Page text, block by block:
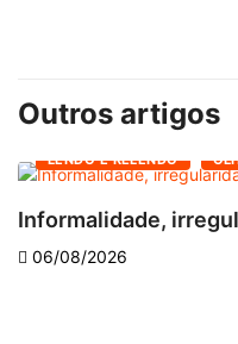
Outros artigos
LENDO E RELENDO
Informalidade,
06/08/2026